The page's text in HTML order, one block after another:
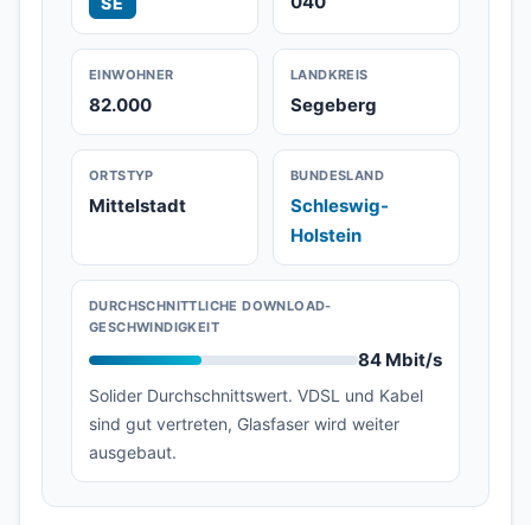
EINWOHNER
82.000
LANDKREIS
Segeberg
ORTSTYP
Mittelstadt
BUNDESLAND
Schleswig-
Holstein
DURCHSCHNITTLICHE DOWNLOAD-
GESCHWINDIGKEIT
84 Mbit/s
Solider Durchschnittswert. VDSL und Kabel
sind gut vertreten, Glasfaser wird weiter
ausgebaut.